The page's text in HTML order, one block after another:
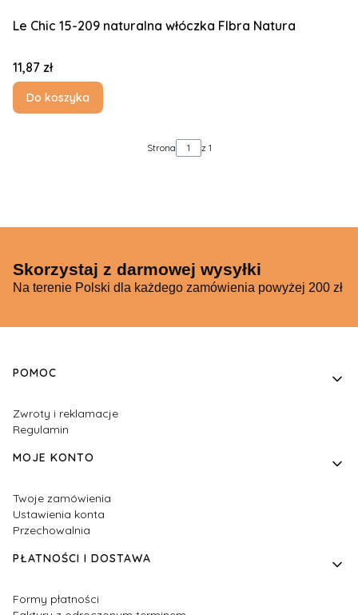
Le Chic 15-209 naturalna włóczka FIbra Natura
Cena
11,87 zł
Do koszyka
Strona z 1
Skorzystaj z darmowej wysyłki
Na terenie Polski dla każdego zamówienia powyżej 200 zł
Linki w stopce
POMOC
Zwroty i reklamacje
Regulamin
MOJE KONTO
Twoje zamówienia
Ustawienia konta
Przechowalnia
PŁATNOŚCI I DOSTAWA
Formy płatności